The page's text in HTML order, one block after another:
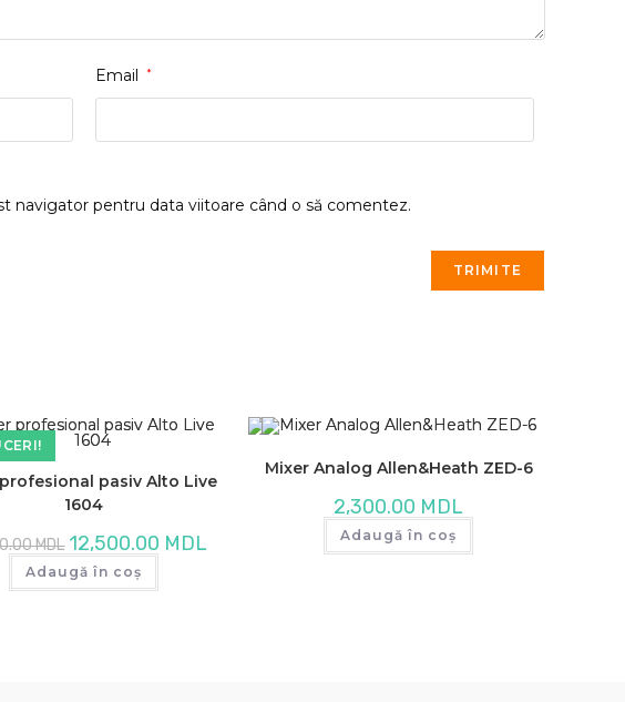
Email *
navigator pentru data viitoare când o să comentez.
pasiv Alto Live
1604
MDL Prețul
inițial
a
fost:
12,500.00 MDL
Adaugă în coș
Mixer Analog Allen&Heath ZED-6
2,300.00 MDL
Adaugă în coș